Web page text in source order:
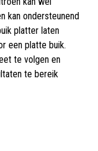
kan ondersteunend
platter laten
een platte buik.
te volgen en
te bereik